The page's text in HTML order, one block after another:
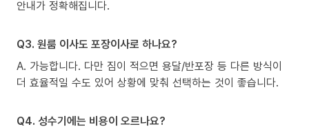
안내가 정확해집니다.
Q3. 원룸 이사도 포장이사로 하나요?
A. 가능합니다. 다만 짐이 적으면 용달/반포장 등 다른 방식이
더 효율적일 수도 있어 상황에 맞춰 선택하는 것이 좋습니다.
Q4. 성수기에는 비용이 오르나요?